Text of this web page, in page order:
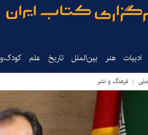
ادبیات هنر بین‌الملل تاریخ‌ علم
فرهنگ و نشر